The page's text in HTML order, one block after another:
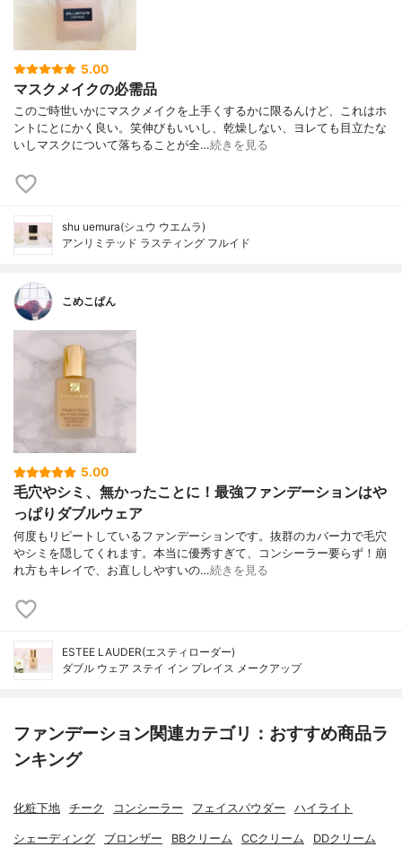
5.00
マスクメイクの必需品
このご時世いかにマスクメイクを上手くするかに限るんけど、これはホ
ントにとにかく良い。笑伸びもいいし、乾燥しない、ヨレても目立たな
いしマスクについて落ちることが全…続きを見る
shu uemura(シュウ ウエムラ)
アンリミテッド ラスティング フルイド
こめこぱん
5.00
毛穴やシミ、無かったことに！最強ファンデーションはや
っぱりダブルウェア
何度もリピートしているファンデーションです。抜群のカバー力で毛穴
やシミを隠してくれます。本当に優秀すぎて、コンシーラー要らず！崩
れ方もキレイで、お直ししやすいの…続きを見る
ESTEE LAUDER(エスティローダー)
ダブル ウェア ステイ イン プレイス メークアップ
ファンデーション関連カテゴリ：おすすめ商品ラ
ンキング
化粧下地 チーク コンシーラー フェイスパウダー ハイライト
シェーディング ブロンザー BBクリーム CCクリーム DDクリーム